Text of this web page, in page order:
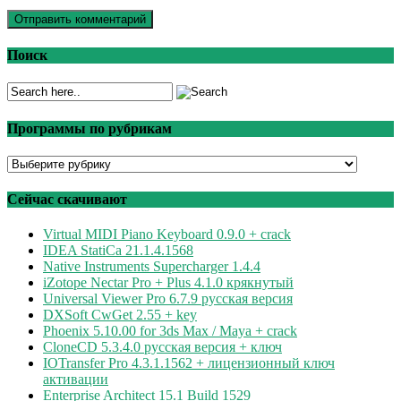
Поиск
Программы по рубрикам
Программы
рубрикам
Сейчас скачивают
Virtual MIDI Piano Keyboard 0.9.0 + crack
IDEA StatiCa 21.1.4.1568
Native Instruments Supercharger 1.4.4
iZotope Nectar Pro + Plus 4.1.0 крякнутый
Universal Viewer Pro 6.7.9 русская версия
DXSoft CwGet 2.55 + key
Phoenix 5.10.00 for 3ds Max / Maya + crack
CloneCD 5.3.4.0 русская версия + ключ
IOTransfer Pro 4.3.1.1562 + лицензионный ключ
активации
Enterprise Architect 15.1 Build 1529